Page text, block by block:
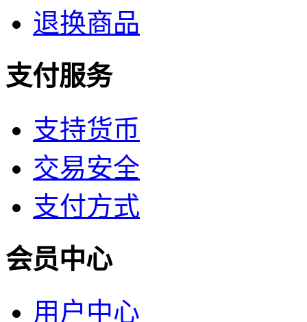
退换商品
支付服务
支持货币
交易安全
支付方式
会员中心
用户中心